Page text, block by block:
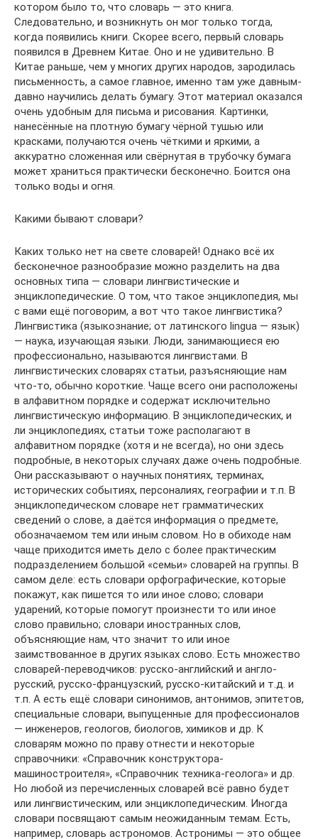
котором было то, что словарь — это книга.
Следовательно, и возникнуть он мог только тогда,
когда появились книги. Скорее всего, первый словарь
появился в Древнем Китае. Оно и не удивительно. В
Китае раньше, чем у многих других народов, зародилась
письменность, а самое главное, именно там уже давным-
давно научились делать бумагу. Этот материал оказался
очень удобным для письма и рисования. Картинки,
нанесённые на плотную бумагу чёрной тушью или
красками, получаются очень чёткими и яркими, а
аккуратно сложенная или свёрнутая в трубочку бумага
может храниться практически бесконечно. Боится она
только воды и огня.
Какими бывают словари?
Каких только нет на свете словарей! Однако всё их
бесконечное разнообразие можно разделить на два
основных типа — словари лингвистические и
энциклопедические. О том, что такое энциклопедия, мы
с вами ещё поговорим, а вот что такое лингвистика?
Лингвистика (языкознание; от латинского lingua — язык)
— наука, изучающая языки. Люди, занимающиеся ею
профессионально, называются лингвистами. В
лингвистических словарях статьи, разъясняющие нам
что-то, обычно короткие. Чаще всего они расположены
в алфавитном порядке и содержат исключительно
лингвистическую информацию. В энциклопедических, и
ли энциклопедиях, статьи тоже располагают в
алфавитном порядке (хотя и не всегда), но они здесь
подробные, в некоторых случаях даже очень подробные.
Они рассказывают о научных понятиях, терминах,
исторических событиях, персоналиях, географии и т.п. В
энциклопедическом словаре нет грамматических
сведений о слове, а даётся информация о предмете,
обозначаемом тем или иным словом. Но в обиходе нам
чаще приходится иметь дело с более практическим
подразделением большой «семьи» словарей на группы. В
самом деле: есть словари орфографические, которые
покажут, как пишется то или иное слово; словари
ударений, которые помогут произнести то или иное
слово правильно; словари иностранных слов,
объясняющие нам, что значит то или иное
заимствованное в других языках слово. Есть множество
словарей-переводчиков: русско-английский и англо-
русский, русско-французский, русско-китайский и т.д. и
т.п. А есть ещё словари синонимов, антонимов, эпитетов,
специальные словари, выпущенные для профессионалов
— инженеров, геологов, биологов, химиков и др. К
словарям можно по праву отнести и некоторые
справочники: «Справочник конструктора-
машиностроителя», «Справочник техника-геолога» и др.
Но любой из перечисленных словарей всё равно будет
или лингвистическим, или энциклопедическим. Иногда
словари посвящают самым неожиданным темам. Есть,
например, словарь астрономов. Астронимы — это общее